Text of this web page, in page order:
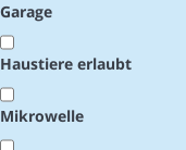
Garage
Haustiere erlaubt
Mikrowelle